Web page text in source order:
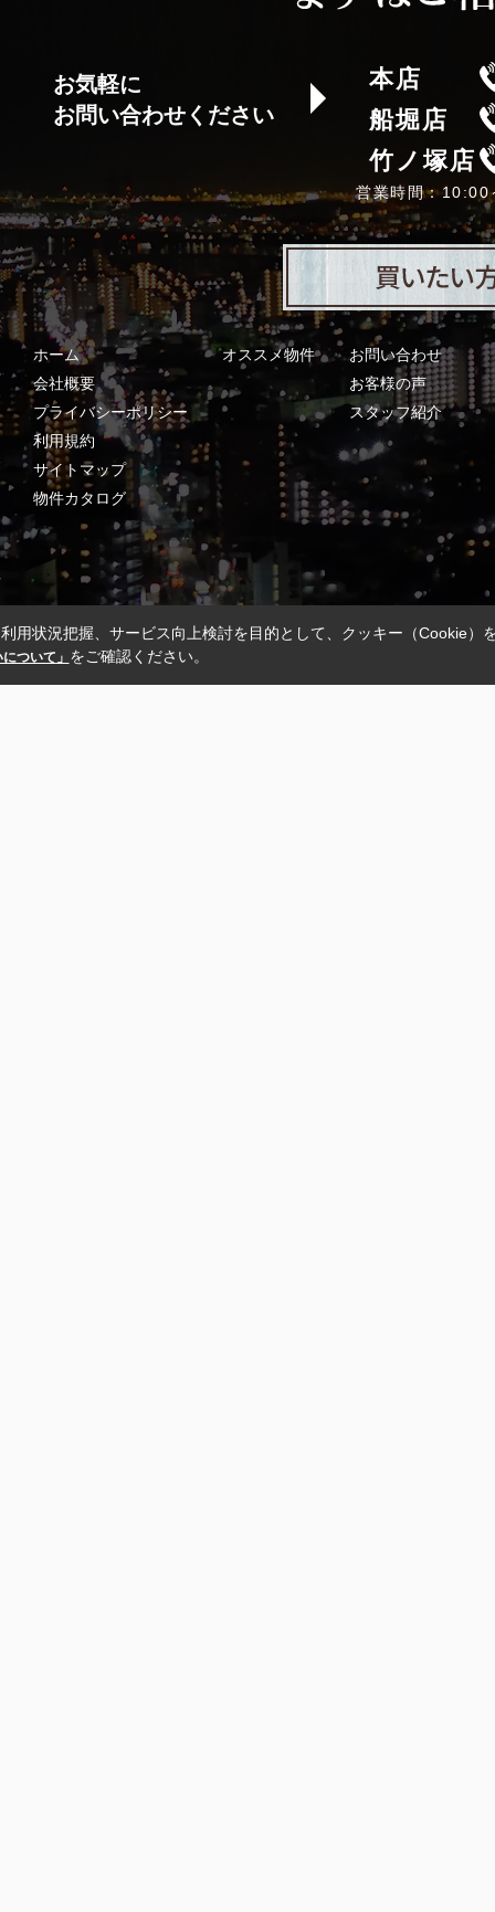
お気軽に
お問い合わせください
本店
船堀店
竹ノ塚店
営業時間：10:00
ホーム
会社概要
プライバシーポリシー
利用規約
サイトマップ
物件カタログ
オススメ物件
お問い合わせ
お客様の声
スタッフ紹介
用状況把握、サービス向上検討を目的として、クッキー（Cookie）
ついて」 をご確認ください。